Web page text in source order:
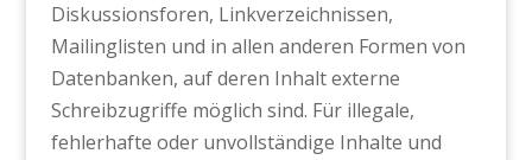
Diskussionsforen, Linkverzeichnissen,
Mailinglisten und in allen anderen Formen von
Datenbanken, auf deren Inhalt externe
Schreibzugriffe möglich sind. Für illegale,
fehlerhafte oder unvollständige Inhalte und